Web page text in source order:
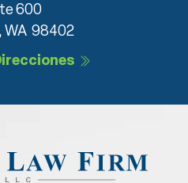
600
WA 98402